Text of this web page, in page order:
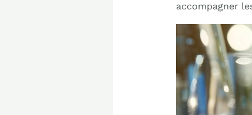
accompagner